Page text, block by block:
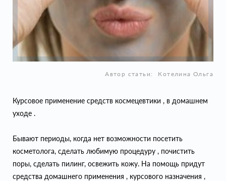
Автор статьи: Котелина Ольга
Курсовое применение средств космецевтики , в домашнем
уходе .
Бывают периоды, когда нет возможности посетить
косметолога, сделать любимую процедуру , почистить
поры, сделать пилинг, освежить кожу. На помощь придут
средства домашнего применения , курсового назначения ,